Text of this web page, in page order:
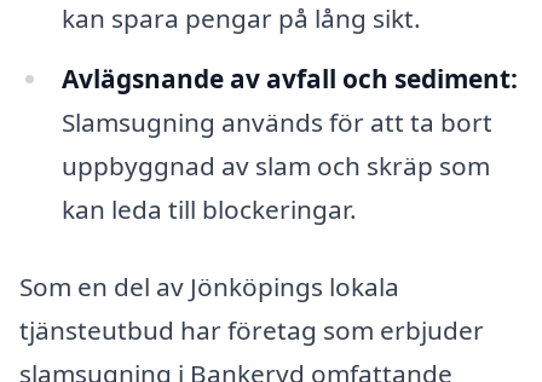
kan spara pengar på lång sikt.
Avlägsnande av avfall och sediment:
Slamsugning används för att ta bort
uppbyggnad av slam och skräp som
kan leda till blockeringar.
Som en del av Jönköpings lokala
tjänsteutbud har företag som erbjuder
slamsugning i Bankeryd omfattande